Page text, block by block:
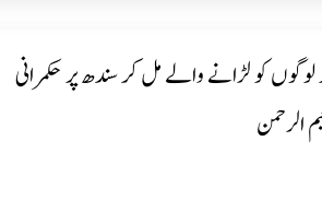
لوگوں کو لڑانے والے مل کر سندھ پر حکمرانی
الرحمن